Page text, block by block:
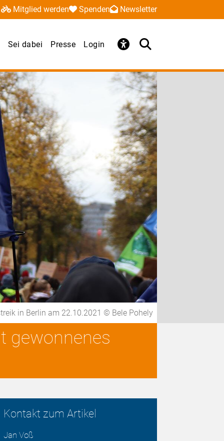
Mitglied werden Spenden Newsletter
Sei dabei Presse Login
in Berlin am 22.10.2021 © Bele Pohely
gewonnenes
Kontakt zum Artikel
Jan Voß